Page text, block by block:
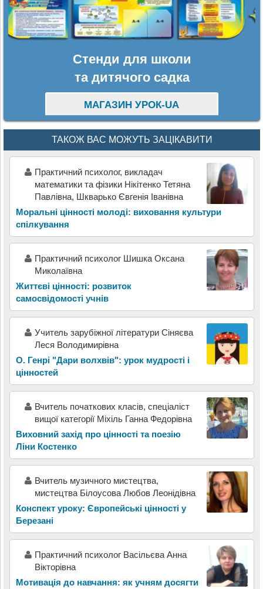
Стенди для школи
та дитячого садка
МАГАЗИН УРОК-UA
ТАКОЖ ВАС МОЖУТЬ ЗАЦІКАВИТИ
Практичний психолог, викладач
математики та фізики Нікітенко Тетяна
Павлівна, Шкварько Євгенія Іванівна
Моральні цінності молоді: виховання культури
спілкування
Практичний психолог Шишка Оксана
Миколаївна
Життєві цінності: розвиток
самосвідомості учнів
Учитель зарубіжної літератури Сіняєва
Леся Володимирівна
О. Генрі "Дари волхвів": урок мудрості і
цінностей
Вчитель початкових класів, спеціаліст
вищої категорії Міхіль Ганна Федорівна
Виховний захід про цінності та поезію
Ліни Костенко
Вчитель музичного мистецтва,
мистецтва Білоусова Любов Леонідівна
Конспект уроку: Європейські цінності у
Березані
Практичний психолог Васільєва Анна
Вікторівна
Мотивація до навчання: як учням досягти